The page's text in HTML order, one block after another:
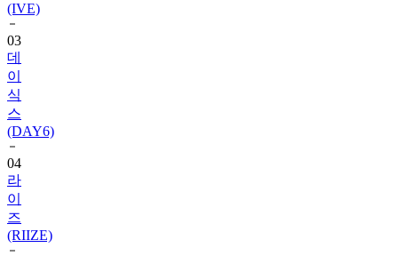
(IVE)
03
데
이
식
스
(DAY6)
04
라
이
즈
(RIIZE)